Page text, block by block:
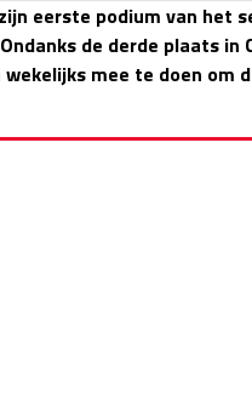
eerste podium van het
de derde plaats in
mee te doen om